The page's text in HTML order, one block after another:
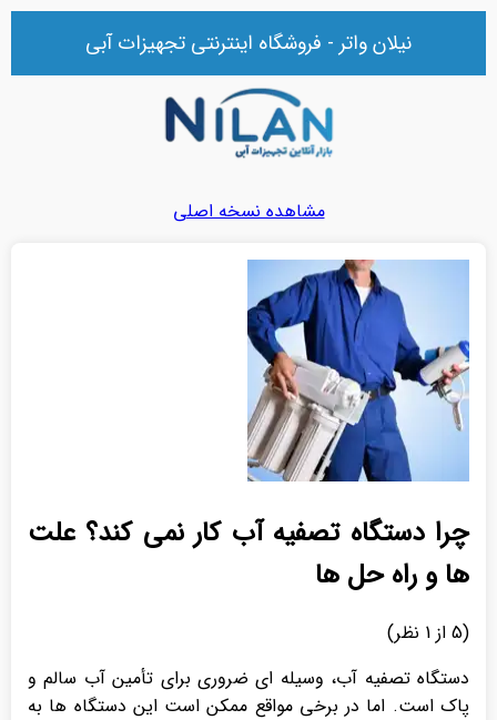
نیلان واتر - فروشگاه اینترنتی تجهیزات آبی
مشاهده نسخه اصلی
چرا دستگاه تصفیه آب کار نمی کند؟ علت
ها و راه حل ها
(
5 از 1 نظر)
دستگاه تصفیه آب، وسیله ای ضروری برای تأمین آب سالم و
پاک است. اما در برخی مواقع ممکن است این دستگاه ها به